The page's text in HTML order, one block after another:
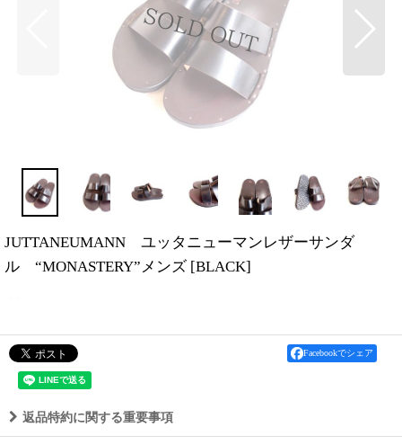
JUTTANEUMANN ユッタニューマンレザーサンダ
ル “MONASTERY”メンズ [BLACK]
Facebookでシェア
返品特約に関する重要事項